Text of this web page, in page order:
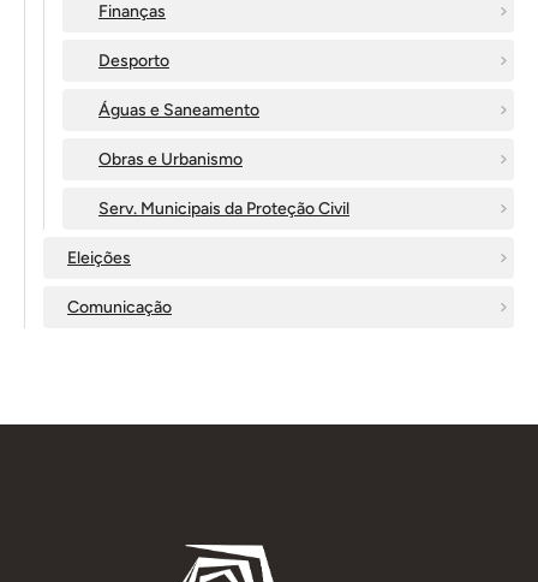
Finanças
Desporto
Águas e Saneamento
Obras e Urbanismo
Serv. Municipais da Proteção Civil
Eleições
Comunicação